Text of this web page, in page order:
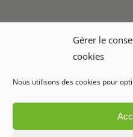
Gérer le
cookies
Nous utilisons des cookies pour
Formulaire de Contact